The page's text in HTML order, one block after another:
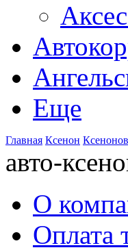
Еще
Главная Ксенон
авто-
О
Оплата